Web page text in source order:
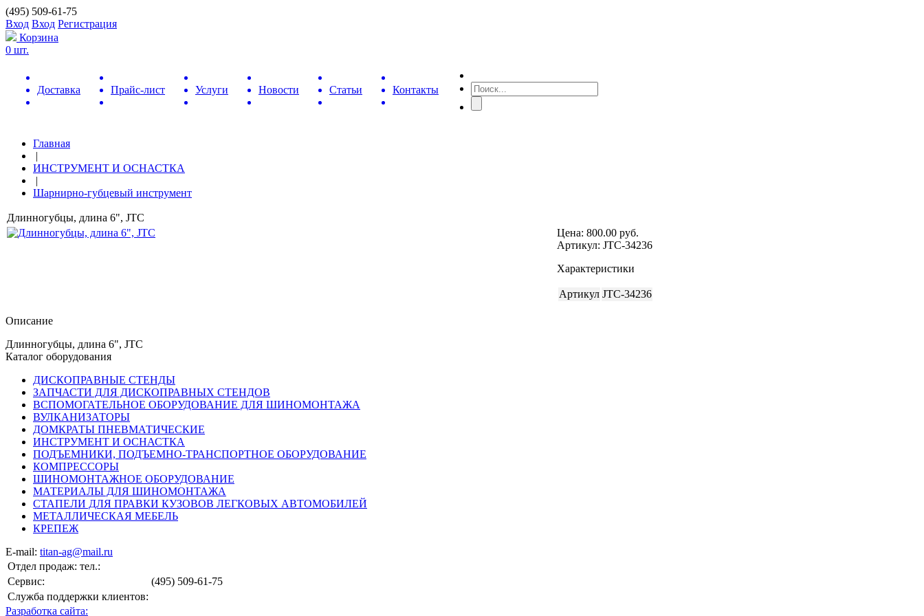
(495) 509-61-75
Вход Вход Регистрация
Корзина
0 шт.
Доставка Прайс-лист Услуги Новости Статьи Контакты
Главная
|
ИНСТРУМЕНТ И ОСНАСТКА
|
Шарнирно-губцевый инструмент
Длинногубцы, длина 6", JTC
Цена: 800.00 руб.
Артикул: JTC-34236
Характеристики
Артикул JTC-34236
Описание
Длинногубцы, длина 6", JTC
Каталог оборудования
ДИСКОПРАВНЫЕ СТЕНДЫ
ЗАПЧАСТИ ДЛЯ ДИСКОПРАВНЫХ СТЕНДОВ
ВСПОМОГАТЕЛЬНОЕ ОБОРУДОВАНИЕ ДЛЯ ШИНОМОНТАЖА
ВУЛКАНИЗАТОРЫ
ДОМКРАТЫ ПНЕВМАТИЧЕСКИЕ
ИНСТРУМЕНТ И ОСНАСТКА
ПОДЪЕМНИКИ, ПОДЪЕМНО-ТРАНСПОРТНОЕ ОБОРУДОВАНИЕ
КОМПРЕССОРЫ
ШИНОМОНТАЖНОЕ ОБОРУДОВАНИЕ
МАТЕРИАЛЫ ДЛЯ ШИНОМОНТАЖА
СТАПЕЛИ ДЛЯ ПРАВКИ КУЗОВОВ ЛЕГКОВЫХ АВТОМОБИЛЕЙ
МЕТАЛЛИЧЕСКАЯ МЕБЕЛЬ
КРЕПЕЖ
E-mail: titan-ag@mail.ru
Отдел продаж: тел.:
(495) 509-61-75
Сервис:
Служба поддержки клиентов:
Разработка сайта: